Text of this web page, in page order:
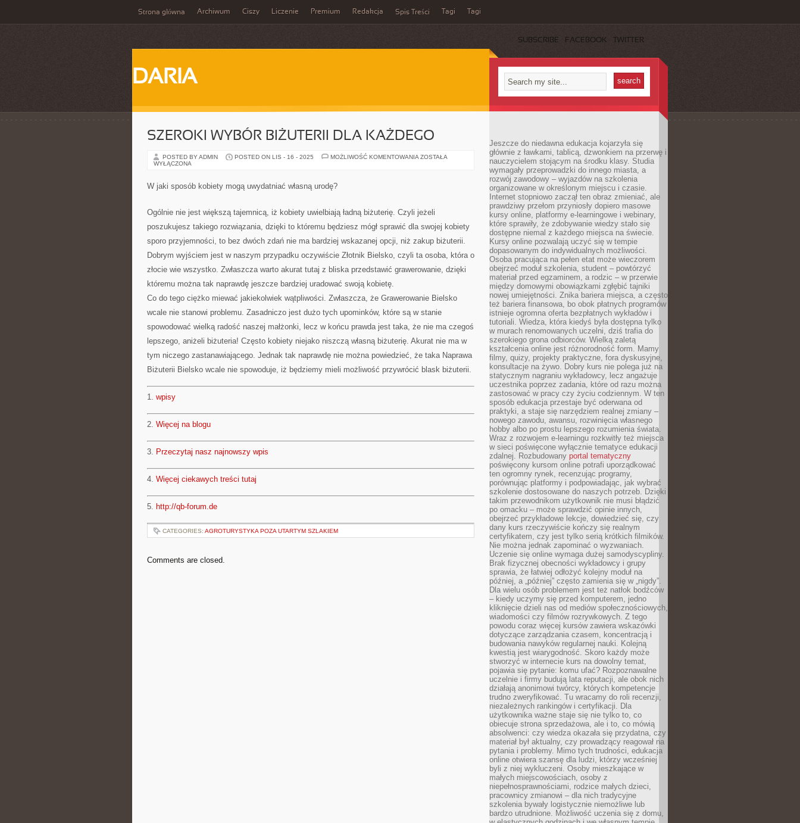
Strona główna Archiwum Ciszy Liczenie Premium Redakcja Spis Treści Tagi Tagi
SUBSCRIBE FACEBOOK TWITTER
DARIA
SZEROKI WYBÓR BIŻUTERII DLA KAŻDEGO
POSTED BY ADMIN POSTED ON LIS - 16 - 2025 MOŻLIWOŚĆ KOMENTOWANIA SZEROKI
ZOSTAŁA
WYŁĄCZONA
W jaki sposób kobiety mogą uwydatniać własną urodę?
Ogólnie nie jest większą tajemnicą, iż kobiety uwielbiają ładną biżuterię. Czyli jeżeli
poszukujesz takiego rozwiązania, dzięki to któremu będziesz mógł sprawić dla swojej kobiety
sporo przyjemności, to bez dwóch zdań nie ma bardziej wskazanej opcji, niż zakup biżuterii.
Dobrym wyjściem jest w naszym przypadku oczywiście Złotnik Bielsko, czyli ta osoba, która o
złocie wie wszystko. Zwłaszcza warto akurat tutaj z bliska przedstawić grawerowanie, dzięki
któremu można tak naprawdę jeszcze bardziej uradować swoją kobietę.
Co do tego ciężko miewać jakiekolwiek wątpliwości. Zwłaszcza, że Grawerowanie Bielsko
wcale nie stanowi problemu. Zasadniczo jest dużo tych upominków, które są w stanie
spowodować wielką radość naszej małżonki, lecz w końcu prawda jest taka, że nie ma czegoś
lepszego, aniżeli biżuteria! Często kobiety niejako niszczą własną biżuterię. Akurat nie ma w
tym niczego zastanawiającego. Jednak tak naprawdę nie można powiedzieć, że taka Naprawa
Biżuterii Bielsko wcale nie spowoduje, iż będziemy mieli możliwość przywrócić blask biżuterii.
1. wpisy
2. Więcej na blogu
3. Przeczytaj nasz najnowszy wpis
4. Więcej ciekawych treści tutaj
5. http://qb-forum.de
CATEGORIES: AGROTURYSTYKA POZA UTARTYM SZLAKIEM
Comments are closed.
Jeszcze do niedawna edukacja kojarzyła się
głównie z ławkami, tablicą, dzwonkiem na przerwę i
nauczycielem stojącym na środku klasy. Studia
wymagały przeprowadzki do innego miasta, a
rozwój zawodowy – wyjazdów na szkolenia
organizowane w określonym miejscu i czasie.
Internet stopniowo zaczął ten obraz zmieniać, ale
prawdziwy przełom przyniosły dopiero masowe
kursy online, platformy e-learningowe i webinary,
które sprawiły, że zdobywanie wiedzy stało się
dostępne niemal z każdego miejsca na świecie.
Kursy online pozwalają uczyć się w tempie
dopasowanym do indywidualnych możliwości.
Osoba pracująca na pełen etat może wieczorem
obejrzeć moduł szkolenia, student – powtórzyć
materiał przed egzaminem, a rodzic – w przerwie
między domowymi obowiązkami zgłębić tajniki
nowej umiejętności. Znika bariera miejsca, a często
też bariera finansowa, bo obok płatnych programów
istnieje ogromna oferta bezpłatnych wykładów i
tutoriali. Wiedza, która kiedyś była dostępna tylko
w murach renomowanych uczelni, dziś trafia do
szerokiego grona odbiorców. Wielką zaletą
kształcenia online jest różnorodność form. Mamy
filmy, quizy, projekty praktyczne, fora dyskusyjne,
konsultacje na żywo. Dobry kurs nie polega już na
statycznym nagraniu wykładowcy, lecz angażuje
uczestnika poprzez zadania, które od razu można
zastosować w pracy czy życiu codziennym. W ten
sposób edukacja przestaje być oderwana od
praktyki, a staje się narzędziem realnej zmiany –
nowego zawodu, awansu, rozwinięcia własnego
hobby albo po prostu lepszego rozumienia świata.
Wraz z rozwojem e-learningu rozkwitły też miejsca
w sieci poświęcone wyłącznie tematyce edukacji
zdalnej. Rozbudowany portal tematyczny
poświęcony kursom online potrafi uporządkować
ten ogromny rynek, recenzując programy,
porównując platformy i podpowiadając, jak wybrać
szkolenie dostosowane do naszych potrzeb. Dzięki
takim przewodnikom użytkownik nie musi błądzić
po omacku – może sprawdzić opinie innych,
obejrzeć przykładowe lekcje, dowiedzieć się, czy
dany kurs rzeczywiście kończy się realnym
certyfikatem, czy jest tylko serią krótkich filmików.
Nie można jednak zapominać o wyzwaniach.
Uczenie się online wymaga dużej samodyscypliny.
Brak fizycznej obecności wykładowcy i grupy
sprawia, że łatwiej odłożyć kolejny moduł na
później, a „później” często zamienia się w „nigdy”.
Dla wielu osób problemem jest też natłok bodźców
– kiedy uczymy się przed komputerem, jedno
kliknięcie dzieli nas od mediów społecznościowych,
wiadomości czy filmów rozrywkowych. Z tego
powodu coraz więcej kursów zawiera wskazówki
dotyczące zarządzania czasem, koncentracją i
budowania nawyków regularnej nauki. Kolejną
kwestią jest wiarygodność. Skoro każdy może
stworzyć w internecie kurs na dowolny temat,
pojawia się pytanie: komu ufać? Rozpoznawalne
uczelnie i firmy budują lata reputacji, ale obok nich
działają anonimowi twórcy, których kompetencje
trudno zweryfikować. Tu wracamy do roli recenzji,
niezależnych rankingów i certyfikacji. Dla
użytkownika ważne staje się nie tylko to, co
obiecuje strona sprzedażowa, ale i to, co mówią
absolwenci: czy wiedza okazała się przydatna, czy
materiał był aktualny, czy prowadzący reagował na
pytania i problemy. Mimo tych trudności, edukacja
online otwiera szansę dla ludzi, którzy wcześniej
byli z niej wykluczeni. Osoby mieszkające w
małych miejscowościach, osoby z
niepełnosprawnościami, rodzice małych dzieci,
pracownicy zmianowi – dla nich tradycyjne
szkolenia bywały logistycznie niemożliwe lub
bardzo utrudnione. Możliwość uczenia się z domu,